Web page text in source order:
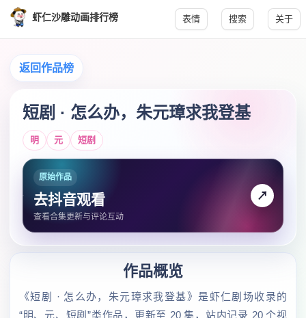
虾仁沙雕动画排行榜 表情 搜索 关于
返回作品榜
短剧 · 怎么办，朱元璋求我登基
明 元 短剧
原始作品
去抖音观看
查看合集更新与评论互动
↗
作品概览
《短剧 · 怎么办，朱元璋求我登基》是虾仁剧场收录的
“明、元、短剧”类作品，更新至 20 集，站内记录 20 个视